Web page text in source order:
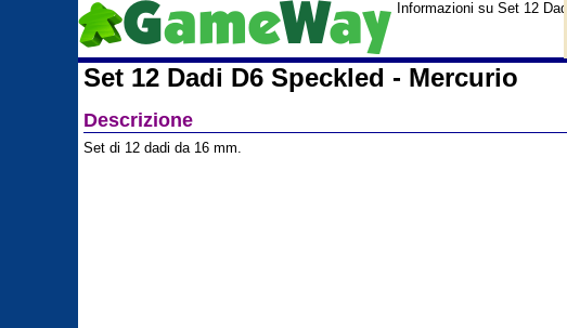
Informazioni su Set 12
Set 12 Dadi D6 Speckled - Mercurio
Descrizione
Set di 12 dadi da 16